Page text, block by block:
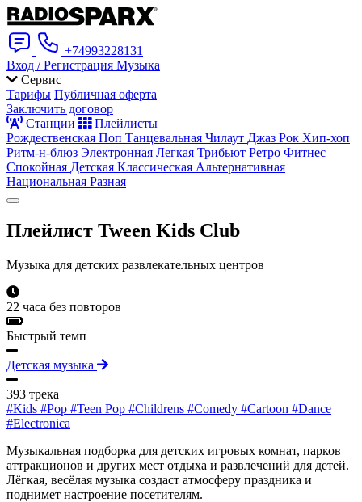
+74993228131
Вход / Регистрация Музыка
Сервис
Тарифы Публичная оферта
Заключить договор
Станции
Плейлисты
Рождественская Поп Танцевальная Чилаут Джаз Рок Хип-хоп
Ритм-н-блюз Электронная Легкая Трибьют Ретро Фитнес
Спокойная Детская Классическая Альтернативная
Национальная Разная
Плейлист Tween Kids Club
Музыка для детских развлекательных центров
22 часа без повторов
Быстрый темп
Детская музыка
393 трека
#Kids #Pop #Teen Pop #Childrens #Comedy #Cartoon #Dance
#Electronica
Музыкальная подборка для детских игровых комнат, парков
аттракционов и других мест отдыха и развлечений для детей.
Лёгкая, весёлая музыка создаст атмосферу праздника и
поднимет настроение посетителям.